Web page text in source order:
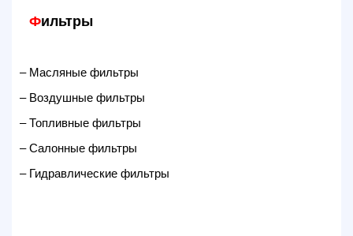
Фильтры
– Масляные фильтры
– Воздушные фильтры
– Топливные фильтры
– Салонные фильтры
– Гидравлические фильтры